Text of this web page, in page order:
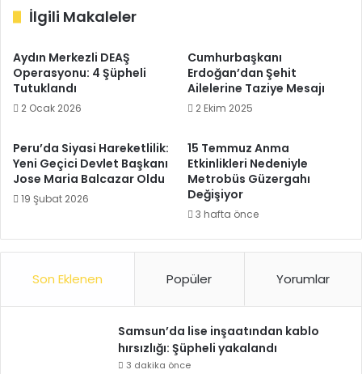
İlgili Makaleler
Aydın Merkezli DEAŞ
Operasyonu: 4 Şüpheli
Tutuklandı
2 Ocak 2026
Cumhurbaşkanı
Erdoğan’dan Şehit
Ailelerine Taziye Mesajı
2 Ekim 2025
Peru’da Siyasi Hareketlilik:
Yeni Geçici Devlet Başkanı
Jose Maria Balcazar Oldu
19 Şubat 2026
15 Temmuz Anma
Etkinlikleri Nedeniyle
Metrobüs Güzergahı
Değişiyor
3 hafta önce
Son Eklenen Popüler Yorumlar
Samsun’da lise inşaatından kablo
hırsızlığı: Şüpheli yakalandı
3 dakika önce